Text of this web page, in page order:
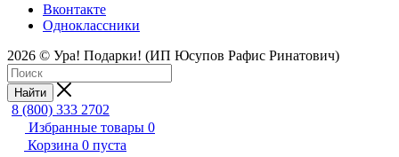
Вконтакте
Одноклассники
2026 © Ура! Подарки! (ИП Юсупов Рафис Ринатович)
Найти
8 (800) 333 2702
Избранные товары 0
Корзина 0 пуста